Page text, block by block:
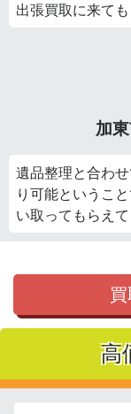
出張買取に来て
加
遺品整理と合わ
り可能というこ
い取ってもらえ
高